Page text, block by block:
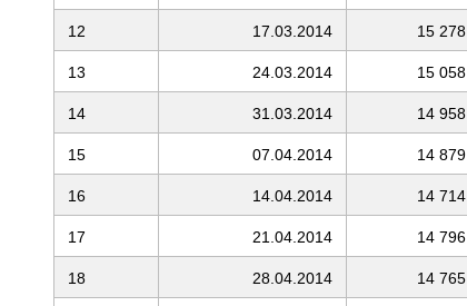
12 17.03.2014 15 278
13 24.03.2014 15 058
14 31.03.2014 14 958
15 07.04.2014 14 879
16 14.04.2014 14 714
17 21.04.2014 14 796
18 28.04.2014 14 765